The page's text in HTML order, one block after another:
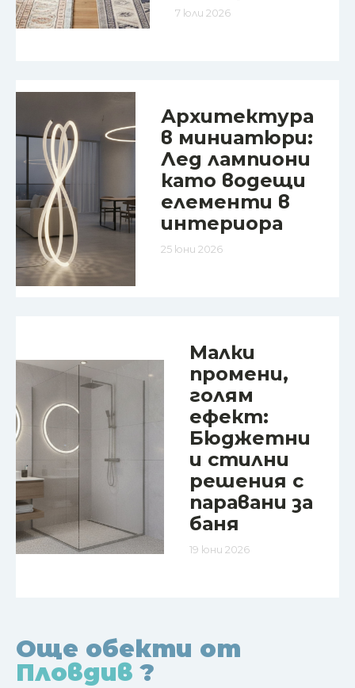
7 юли 2026
Архитектура
в миниатюри:
Лед лампиони
като водещи
елементи в
интериора
25 юни 2026
Малки
промени,
голям
ефект:
Бюджетни
и стилни
решения с
паравани за
баня
19 юни 2026
Още обекти от
Пловдив ?